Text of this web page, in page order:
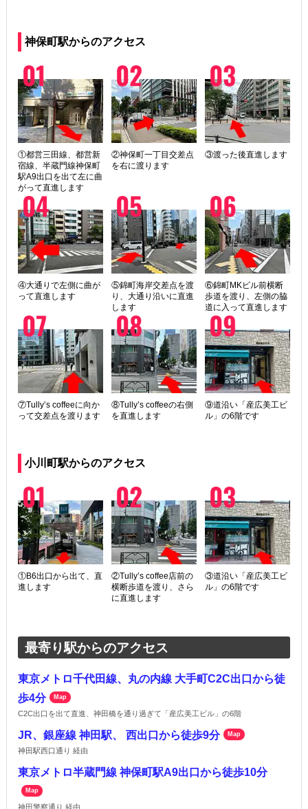
神保町駅からのアクセス
①都営三田線、都営新
宿線、半蔵門線神保町
駅A9出口を出て左に曲
がって直進します
②神保町一丁目交差点
を右に渡ります
③渡った後直進します
④大通りで左側に曲が
って直進します
⑤錦町海岸交差点を渡
り、大通り沿いに直進
します
⑥錦町MKビル前横断
歩道を渡り、左側の脇
道に入って直進します
⑦Tully’s coffeeに向か
って交差点を渡ります
⑧Tully’s coffeeの右側
を直進します
⑨道沿い「産広美工ビ
ル」の6階です
小川町駅からのアクセス
①B6出口から出て、直
進します
②Tully’s coffee店前の
横断歩道を渡り、さら
に直進します
③道沿い「産広美工ビ
ル」の6階です
最寄り駅からのアクセス
東京メトロ千代田線、丸の内線 大手町C2C出口から徒
歩4分
Map
C2C出口を出て直進、神田橋を通り過ぎて「産広美工ビル」の6階
JR、銀座線 神田駅、 西出口から徒歩9分 Map
神田駅西口通り 経由
東京メトロ半蔵門線 神保町駅A9出口から徒歩10分
Map
神田警察通り 経由